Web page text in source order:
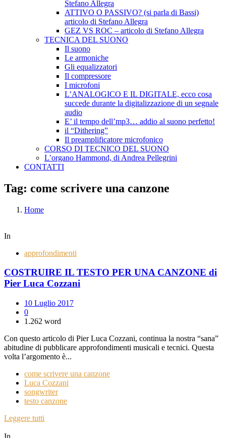
Stefano Allegra
ATTIVO O PASSIVO? (si parla di Bassi)
articolo di Stefano Allegra
GEZ VS ROC – articolo di Stefano Allegra
TECNICA DEL SUONO
Il suono
Le armoniche
Gli equalizzatori
Il compressore
I microfoni
L’ANALOGICO E IL DIGITALE, ecco cosa
succede durante la digitalizzazione di un segnale
audio
E’ il tempo dell’mp3… addio al suono perfetto!
il “Dithering”
Il preamplificatore microfonico
CORSO DI TECNICO DEL SUONO
L’organo Hammond, di Andrea Pellegrini
CONTATTI
Tag: come scrivere una canzone
Home
In
approfondimenti
COSTRUIRE IL TESTO PER UNA CANZONE di
Pier Luca Cozzani
10 Luglio 2017
0
1.262 word
Con questo articolo di Pier Luca Cozzani, continua la nostra “sana”
abitudine di pubblicare approfondimenti musicali e tecnici. Questa
volta l’argomento è...
come scrivere una canzone
Luca Cozzani
songwriter
testo canzone
Leggere tutti